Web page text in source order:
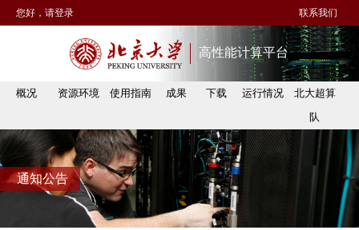
您好，请登录 联系我们
高性能计算平台
概况 资源环境 使用指南 成果 下载 运行情况
北大超算
队
通知公告